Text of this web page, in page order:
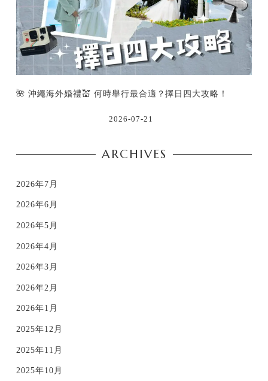
🌺 沖繩海外婚禮💒 何時舉行最合適？擇日四大攻略！
2026-07-21
ARCHIVES
2026年7月
2026年6月
2026年5月
2026年4月
2026年3月
2026年2月
2026年1月
2025年12月
2025年11月
2025年10月